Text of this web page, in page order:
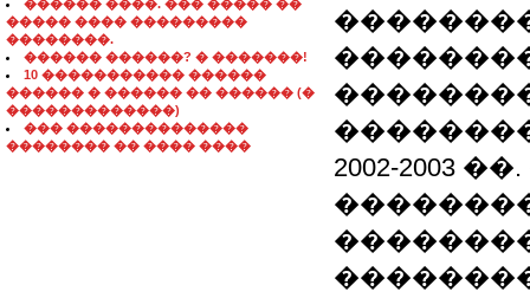
������ ����. ��� ����� ��
����� ���� ���������
��������.
������ ������? � �������!
10 ����������� ������
������ � ������ �� ������ (�
�������������)
��� ��������������
�������� �� ���� ����
2002-